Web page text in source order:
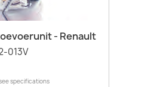
- Renault
013V
specifications